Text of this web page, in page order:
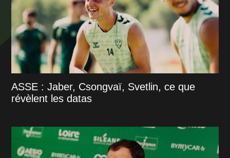
ASSE : Jaber, Csongvaï, Svetlin, ce que
révèlent les datas